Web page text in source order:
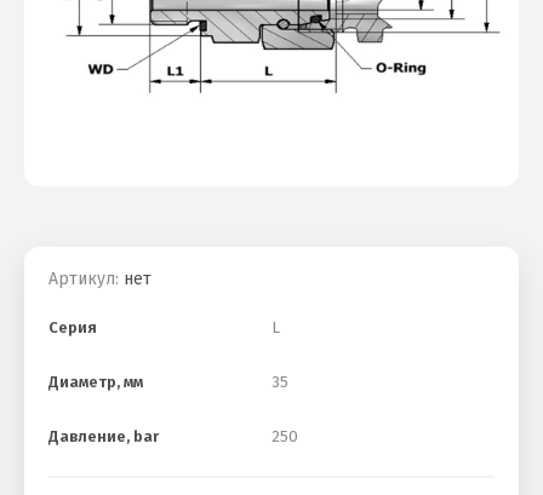
Артикул: нет
Серия L
Диаметр, мм 35
Давление, bar 250